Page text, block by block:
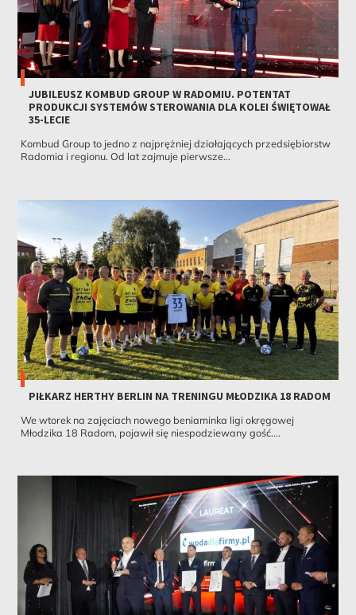
JUBILEUSZ KOMBUD GROUP W RADOMIU. POTENTAT
PRODUKCJI SYSTEMÓW STEROWANIA DLA KOLEI ŚWIĘTOWAŁ
35-LECIE
Kombud Group to jedno z najprężniej działających przedsiębiorstw
Radomia i regionu. Od lat zajmuje pierwsze...
PIŁKARZ HERTHY BERLIN NA TRENINGU MŁODZIKA 18 RADOM
We wtorek na zajęciach nowego beniaminka ligi okręgowej
Młodzika 18 Radom, pojawił się niespodziewany gość....